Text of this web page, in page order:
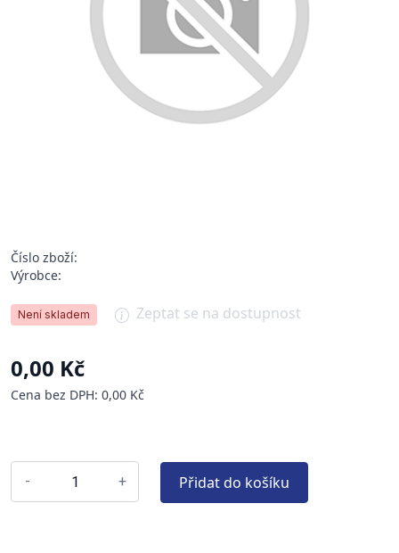
Číslo zboží:
Výrobce:
Není skladem Zeptat se na dostupnost
0,00 Kč
Cena bez DPH: 0,00 Kč
- + Přidat do košíku